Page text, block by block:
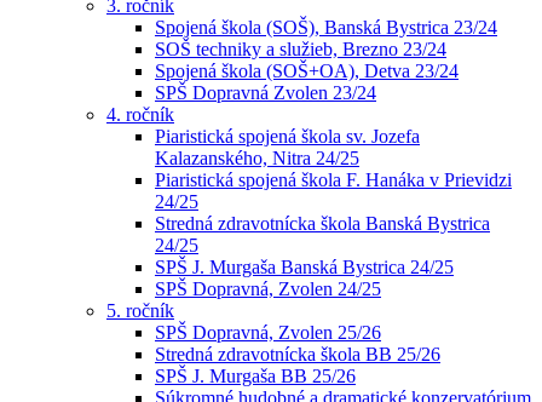
3. ročník
Spojená škola (SOŠ), Banská Bystrica 23/24
SOŠ techniky a služieb, Brezno 23/24
Spojená škola (SOŠ+OA), Detva 23/24
SPŠ Dopravná Zvolen 23/24
4. ročník
Piaristická spojená škola sv. Jozefa
Kalazanského, Nitra 24/25
Piaristická spojená škola F. Hanáka v Prievidzi
24/25
Stredná zdravotnícka škola Banská Bystrica
24/25
SPŠ J. Murgaša Banská Bystrica 24/25
SPŠ Dopravná, Zvolen 24/25
5. ročník
SPŠ Dopravná, Zvolen 25/26
Stredná zdravotnícka škola BB 25/26
SPŠ J. Murgaša BB 25/26
Súkromné hudobné a dramatické konzervatórium